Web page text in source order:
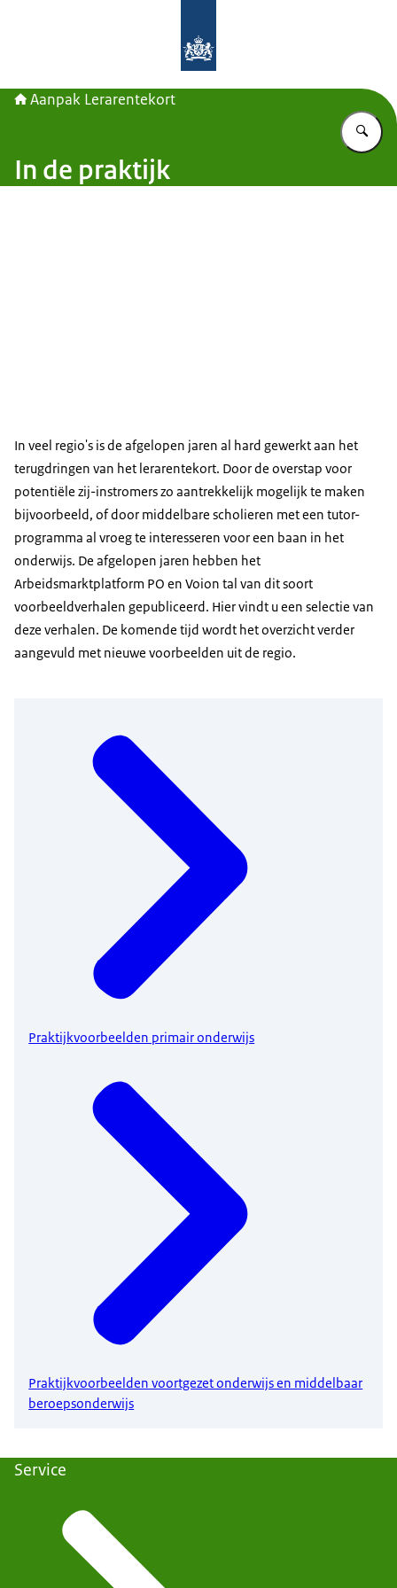
Aanpak Lerarentekort
In de praktijk
In veel regio's is de afgelopen jaren al hard gewerkt aan het
terugdringen van het lerarentekort. Door de overstap voor
potentiële zij-instromers zo aantrekkelijk mogelijk te maken
bijvoorbeeld, of door middelbare scholieren met een tutor-
programma al vroeg te interesseren voor een baan in het
onderwijs. De afgelopen jaren hebben het
Arbeidsmarktplatform PO en Voion tal van dit soort
voorbeeldverhalen gepubliceerd. Hier vindt u een selectie van
deze verhalen. De komende tijd wordt het overzicht verder
aangevuld met nieuwe voorbeelden uit de regio.
Praktijkvoorbeelden primair onderwijs
Praktijkvoorbeelden voortgezet onderwijs en middelbaar
beroepsonderwijs
Service